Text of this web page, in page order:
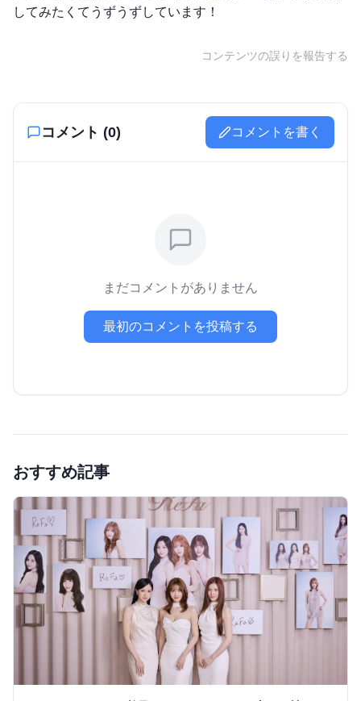
してみたくてうずうずしています！
コンテンツの誤りを報告する
コメント (0) コメントを書く
まだコメントがありません
最初のコメントを投稿する
おすすめ記事